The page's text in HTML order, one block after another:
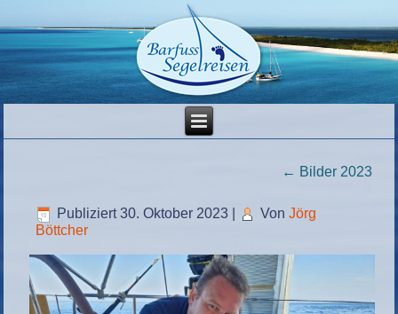
← Bilder 2023
Publiziert 30. Oktober 2023 Von Jörg
Böttcher